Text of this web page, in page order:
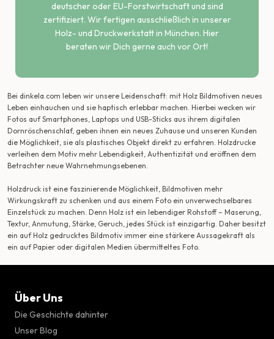
deutscher oder EU-Forstwirtschaft und sind
zertifiziert. Wir fertigen ausschließlich in unserer
Holz- und Druckwerkstatt in München. Hier
beraten wir Dich gerne auch vor Ort!
Bei dinkela.com leben wir unsere Leidenschaft: mit Holz Bildmotiven neues
Leben einhauchen und sie haptisch erlebbar machen. Hierbei wecken wir
Fotos auf Smartphones, Laptops und USB-Sticks aus ihrem digitalen
Dornröschenschlaf, geben ihnen ein neues Zuhause und unseren Kunden
die Möglichkeit, sie als plastisches Objekt direkt zu erfahren. Holzdrucke
verleihen dem Motiv mehr Lebendigkeit, Authentizität und eröffnen dem
Betrachter neue Wahrnehmungsebenen.
Holzdruck ist eine faszinierende Möglichkeit, Bildmotiven mehr
Wirkungskraft zu schenken und aus einem Foto ein unverwechselbares
Einzelstück zu machen. Denn Holz ist ein lebendiger Rohstoff – Maserung,
Textur, Anmutung, Stärke, Geruch, jedes Stück ist einzigartig. Daher besitzt
ein auf Holz gedrucktes Bildmotiv immer eine stärkere Aussagekraft als
ein auf Papier oder digitalen Medien übermitteltes Foto.
Über Uns
Die Geschichte dahinter
Unser Blog